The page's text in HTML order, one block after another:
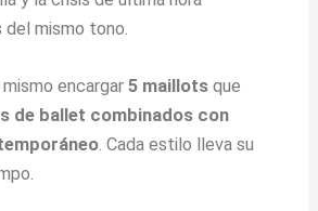
mismo tono.
mismo encargar5 maillots que
de ballet combinados con
. Cada estilo lleva su